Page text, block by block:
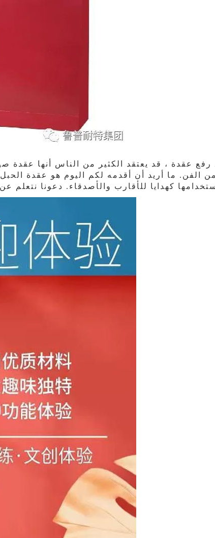
رفع عقدة ، قد يعتقد الكثير من الناس أنها
كهدايا للأقارب والأصدقاء. دعونا نتعلم